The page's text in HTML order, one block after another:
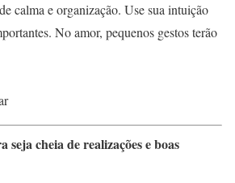
calma e organização. Use sua intuição
No amor, pequenos gestos terão
seja cheia de realizações e boas